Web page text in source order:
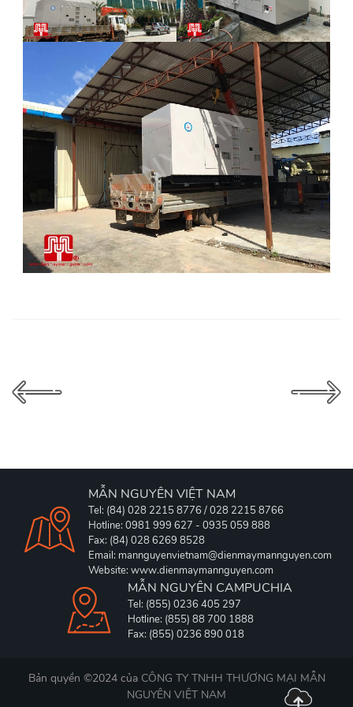
MẪN NGUYÊN VIỆT NAM
Tel: (84) 028 2215 8776 / 028 2215 8766
Hotline: 0981 999 627 - 0935 059 888
Fax: (84) 028 6269 8528
Email: mannguyenvietnam@dienmaymannguyen.com
Website: www.dienmaymannguyen.com
MẪN NGUYÊN CAMPUCHIA
Tel: (855) 0236 405 297
Hotline: (855) 88 700 1888
Fax: (855) 0236 890 018
Bản quyền ©2024 của CÔNG TY TNHH THƯƠNG MẠI MẪN
NGUYÊN VIỆT NAM